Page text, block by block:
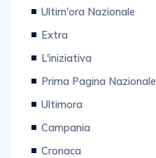
Ultim'ora Nazionale
Extra
L'iniziativa
Prima Pagina Nazionale
Ultimora
Campania
Cronaca